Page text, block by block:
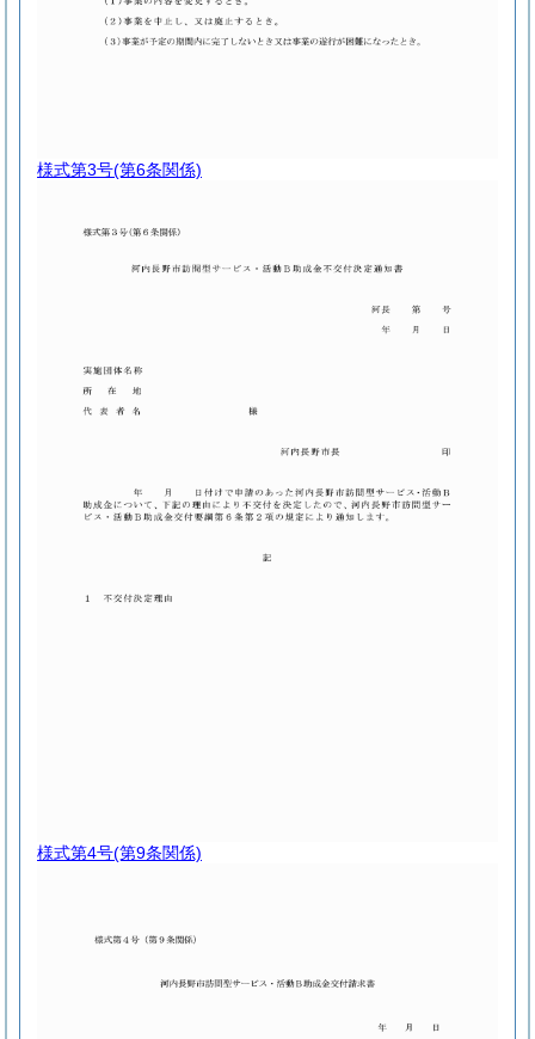
様式第3号(第6条関係)
様式第4号(第9条関係)